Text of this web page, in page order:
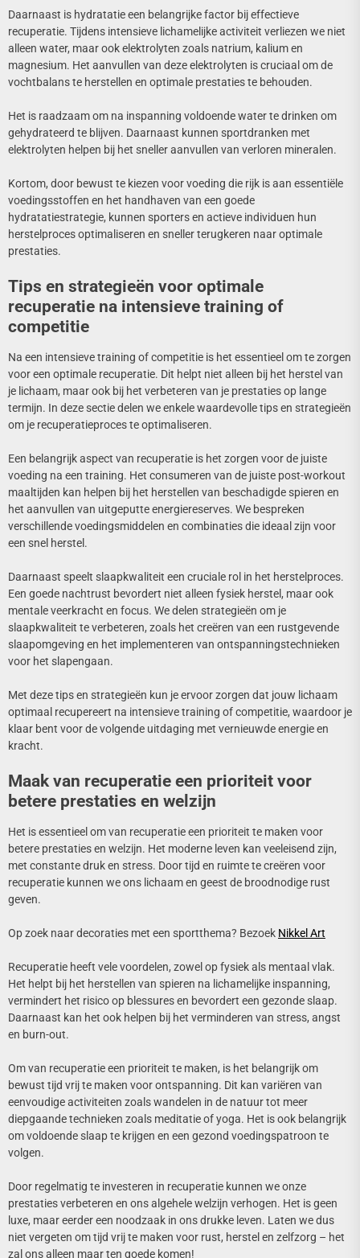
Daarnaast is hydratatie een belangrijke factor bij effectieve
recuperatie. Tijdens intensieve lichamelijke activiteit verliezen we niet
alleen water, maar ook elektrolyten zoals natrium, kalium en
magnesium. Het aanvullen van deze elektrolyten is cruciaal om de
vochtbalans te herstellen en optimale prestaties te behouden.
Het is raadzaam om na inspanning voldoende water te drinken om
gehydrateerd te blijven. Daarnaast kunnen sportdranken met
elektrolyten helpen bij het sneller aanvullen van verloren mineralen.
Kortom, door bewust te kiezen voor voeding die rijk is aan essentiële
voedingsstoffen en het handhaven van een goede
hydratatiestrategie, kunnen sporters en actieve individuen hun
herstelproces optimaliseren en sneller terugkeren naar optimale
prestaties.
Tips en strategieën voor optimale
recuperatie na intensieve training of
competitie
Na een intensieve training of competitie is het essentieel om te zorgen
voor een optimale recuperatie. Dit helpt niet alleen bij het herstel van
je lichaam, maar ook bij het verbeteren van je prestaties op lange
termijn. In deze sectie delen we enkele waardevolle tips en strategieën
om je recuperatieproces te optimaliseren.
Een belangrijk aspect van recuperatie is het zorgen voor de juiste
voeding na een training. Het consumeren van de juiste post-workout
maaltijden kan helpen bij het herstellen van beschadigde spieren en
het aanvullen van uitgeputte energiereserves. We bespreken
verschillende voedingsmiddelen en combinaties die ideaal zijn voor
een snel herstel.
Daarnaast speelt slaapkwaliteit een cruciale rol in het herstelproces.
Een goede nachtrust bevordert niet alleen fysiek herstel, maar ook
mentale veerkracht en focus. We delen strategieën om je
slaapkwaliteit te verbeteren, zoals het creëren van een rustgevende
slaapomgeving en het implementeren van ontspanningstechnieken
voor het slapengaan.
Met deze tips en strategieën kun je ervoor zorgen dat jouw lichaam
optimaal recupereert na intensieve training of competitie, waardoor je
klaar bent voor de volgende uitdaging met vernieuwde energie en
kracht.
Maak van recuperatie een prioriteit voor
betere prestaties en welzijn
Het is essentieel om van recuperatie een prioriteit te maken voor
betere prestaties en welzijn. Het moderne leven kan veeleisend zijn,
met constante druk en stress. Door tijd en ruimte te creëren voor
recuperatie kunnen we ons lichaam en geest de broodnodige rust
geven.
Op zoek naar decoraties met een sportthema? Bezoek Nikkel Art
Recuperatie heeft vele voordelen, zowel op fysiek als mentaal vlak.
Het helpt bij het herstellen van spieren na lichamelijke inspanning,
vermindert het risico op blessures en bevordert een gezonde slaap.
Daarnaast kan het ook helpen bij het verminderen van stress, angst
en burn-out.
Om van recuperatie een prioriteit te maken, is het belangrijk om
bewust tijd vrij te maken voor ontspanning. Dit kan variëren van
eenvoudige activiteiten zoals wandelen in de natuur tot meer
diepgaande technieken zoals meditatie of yoga. Het is ook belangrijk
om voldoende slaap te krijgen en een gezond voedingspatroon te
volgen.
Door regelmatig te investeren in recuperatie kunnen we onze
prestaties verbeteren en ons algehele welzijn verhogen. Het is geen
luxe, maar eerder een noodzaak in ons drukke leven. Laten we dus
niet vergeten om tijd vrij te maken voor rust, herstel en zelfzorg – het
zal ons alleen maar ten goede komen!